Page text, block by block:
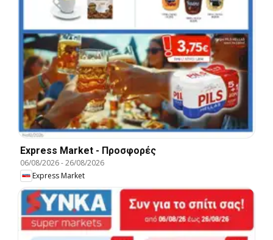
Express Market - Προσφορές
06/08/2026-26/08/2026
Express Market